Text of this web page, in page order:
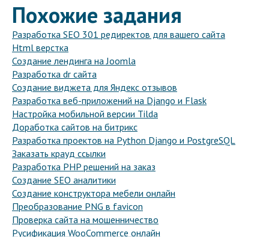
Похожие задания
Разработка SEO 301 редиректов для вашего сайта
Html верстка
Создание лендинга на Joomla
Разработка dr сайта
Создание виджета для Яндекс отзывов
Разработка веб-приложений на Django и Flask
Настройка мобильной версии Tilda
Доработка сайтов на битрикс
Разработка проектов на Python Django и PostgreSQL
Заказать крауд ссылки
Разработка PHP решений на заказ
Создание SEO аналитики
Создание конструктора мебели онлайн
Преобразование PNG в favicon
Проверка сайта на мошенничество
Русификация WooCommerce онлайн